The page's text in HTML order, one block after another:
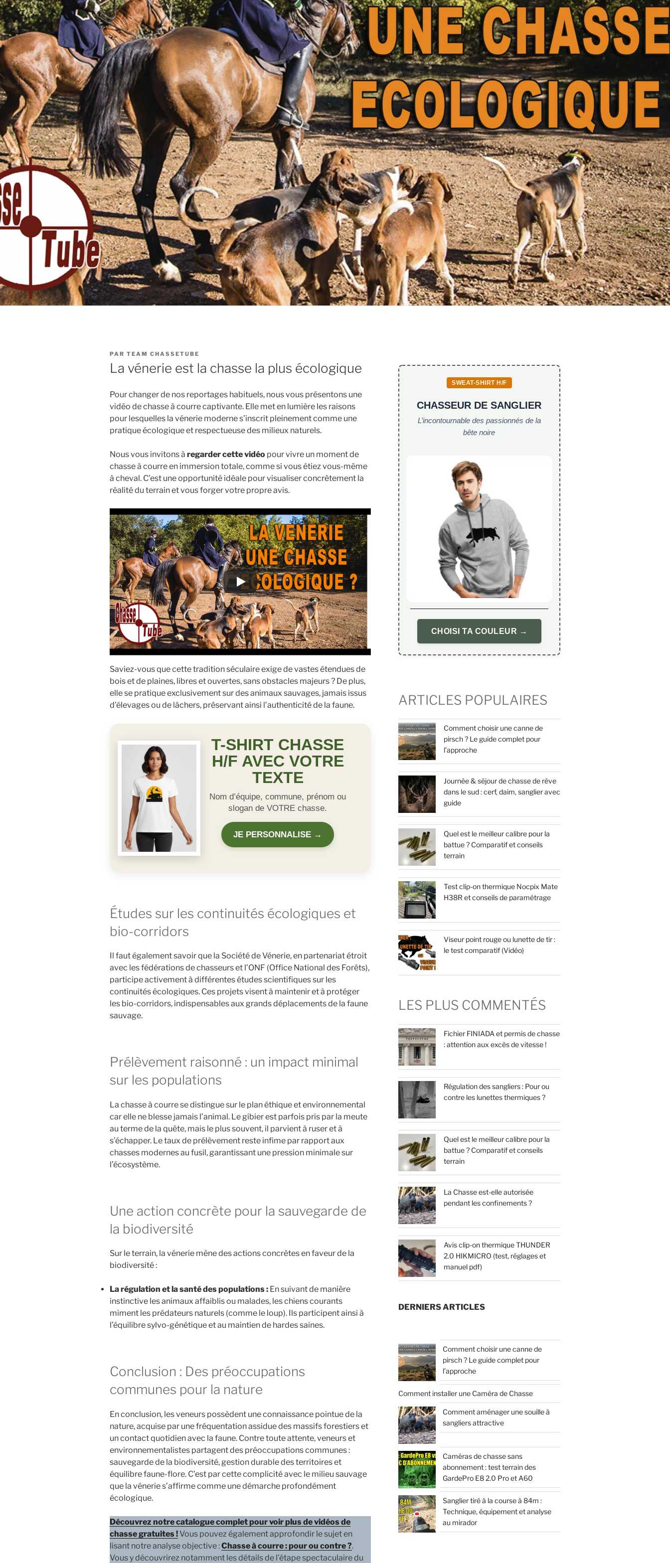
PUBLIÉ
LE
PAR TEAM CHASSETUBE
La vénerie est la chasse la plus écologique
Pour changer de nos reportages habituels, nous vous présentons une
vidéo de chasse à courre captivante. Elle met en lumière les raisons
pour lesquelles la vénerie moderne s’inscrit pleinement comme une
pratique écologique et respectueuse des milieux naturels.
Nous vous invitons à regarder cette vidéo pour vivre un moment de
chasse à courre en immersion totale, comme si vous étiez vous-même
à cheval. C’est une opportunité idéale pour visualiser concrètement la
réalité du terrain et vous forger votre propre avis.
Saviez-vous que cette tradition séculaire exige de vastes étendues de
bois et de plaines, libres et ouvertes, sans obstacles majeurs ? De plus,
elle se pratique exclusivement sur des animaux sauvages, jamais issus
d’élevages ou de lâchers, préservant ainsi l’authenticité de la faune.
T-SHIRT CHASSE
H/F AVEC VOTRE
TEXTE
Nom d’équipe, commune, prénom ou
slogan de VOTRE chasse.
JE PERSONNALISE →
Études sur les continuités écologiques et
bio-corridors
Il faut également savoir que la Société de Vénerie, en partenariat étroit
avec les fédérations de chasseurs et l’ONF (Office National des Forêts),
participe activement à différentes études scientifiques sur les
continuités écologiques. Ces projets visent à maintenir et à protéger
les bio-corridors, indispensables aux grands déplacements de la faune
sauvage.
Prélèvement raisonné : un impact minimal
sur les populations
La chasse à courre se distingue sur le plan éthique et environnemental
car elle ne blesse jamais l’animal. Le gibier est parfois pris par la meute
au terme de la quête, mais le plus souvent, il parvient à ruser et à
s’échapper. Le taux de prélèvement reste infime par rapport aux
chasses modernes au fusil, garantissant une pression minimale sur
l’écosystème.
Une action concrète pour la sauvegarde de
la biodiversité
Sur le terrain, la vénerie mène des actions concrètes en faveur de la
biodiversité :
La régulation et la santé des populations : En suivant de manière
instinctive les animaux affaiblis ou malades, les chiens courants
miment les prédateurs naturels (comme le loup). Ils participent ainsi à
l’équilibre sylvo-génétique et au maintien de hardes saines.
Conclusion : Des préoccupations
communes pour la nature
En conclusion, les veneurs possèdent une connaissance pointue de la
nature, acquise par une fréquentation assidue des massifs forestiers et
un contact quotidien avec la faune. Contre toute attente, veneurs et
environnementalistes partagent des préoccupations communes :
sauvegarde de la biodiversité, gestion durable des territoires et
équilibre faune-flore. C’est par cette complicité avec le milieu sauvage
que la vénerie s’affirme comme une démarche profondément
écologique.
Découvrez notre catalogue complet pour voir plus de vidéos de
chasse gratuites ! Vous pouvez également approfondir le sujet en
lisant notre analyse objective :Chasse à courre : pour ou contre ?.
Vous y découvrirez notamment les détails de l’étape spectaculaire du
SWEAT-SHIRT H/F
CHASSEUR DE SANGLIER
L’incontournable des passionnés de la
bête noire
CHOISI TA COULEUR →
ARTICLES POPULAIRES
Comment choisir une canne de
pirsch ? Le guide complet pour
l’approche
Journée & séjour de chasse de rêve
dans le sud : cerf, daim, sanglier avec
guide
Quel est le meilleur calibre pour la
battue ? Comparatif et conseils
terrain
Test clip-on thermique Nocpix Mate
H38R et conseils de paramétrage
Viseur point rouge ou lunette de tir :
le test comparatif (Vidéo)
LES PLUS COMMENTÉS
Fichier FINIADA et permis de chasse
: attention aux excès de vitesse !
Régulation des sangliers : Pour ou
contre les lunettes thermiques ?
Quel est le meilleur calibre pour la
battue ? Comparatif et conseils
terrain
La Chasse est-elle autorisée
pendant les confinements ?
Avis clip-on thermique THUNDER
2.0 HIKMICRO (test, réglages et
manuel pdf)
DERNIERS ARTICLES
Comment choisir une canne de
pirsch ? Le guide complet pour
l’approche
Comment installer une Caméra de Chasse
Comment aménager une souille à
sangliers attractive
Caméras de chasse sans
abonnement : test terrain des
GardePro E8 2.0 Pro et A60
Sanglier tiré à la course à 84m :
Technique, équipement et analyse
au mirador